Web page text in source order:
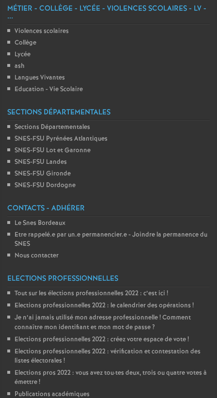
MÉTIER - COLLÈGE - LYCÉE - VIOLENCES SCOLAIRES - LV -
...
Violences scolaires
Collège
Lycée
ash
Langues Vivantes
Education - Vie Scolaire
SECTIONS DÉPARTEMENTALES
Sections Départementales
SNES-FSU Pyrénées Atlantiques
SNES-FSU Lot et Garonne
SNES-FSU Landes
SNES-FSU Gironde
SNES-FSU Dordogne
CONTACTS - ADHÉRER
Le Snes Bordeaux
Etre rappelé.e par un.e permanencier.e - Joindre la permanence du
SNES
Nous contacter
ELECTIONS PROFESSIONNELLES
Tout sur les élections professionnelles 2022 : c’est ici !
Elections professionnelles 2022 : le calendrier des opérations !
Je n’ai jamais utilisé mon adresse professionnelle! Comment
connaître mon identifiant et mon mot de passe?
Elections professionnelles 2022 : créez votre espace de vote!
Elections professionnelles 2022 : vérification et contestation des
listes électorales !
Elections pros 2022 : vous avez tou·tes deux, trois ou quatre votes à
émettre!
Publications académiques